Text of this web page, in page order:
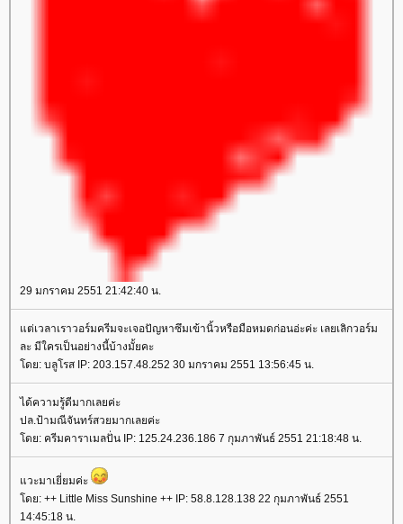
29 มกราคม 2551 21:42:40 น.
แต่เวลาเราวอร์มครีมจะเจอปัญหาซึมเข้านิ้วหรือมือหมดก่อนอ่ะค่ะ เลยเลิกวอร์ม
ละ มีใครเป็นอย่างนี้บ้างมั้ยคะ
โดย: บลูโรส IP: 203.157.48.252 30 มกราคม 2551 13:56:45 น.
ได้ความรู้ดีมากเลยค่ะ
ปล.ป้ามณีจันทร์สวยมากเลยค่ะ
โดย: ครีมคาราเมลปั่น IP: 125.24.236.186 7 กุมภาพันธ์ 2551 21:18:48 น.
แวะมาเยี่ยมค่ะ
โดย: ++ Little Miss Sunshine ++ IP: 58.8.128.138 22 กุมภาพันธ์ 2551
14:45:18 น.